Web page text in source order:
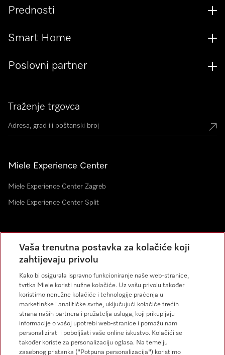
Traženje trgovca
Miele Experience Center
Miele Experience Center Zagreb
Miele Experience Center Split
Newsletter
Prednosti
Smart Home
Poslovni partner
Miele na Instagramu
Miele na Facebooku
Vaša trenutna postavka za kolačiće koji
zahtijevaju privolu
Kako bi osigurala ispravno funkcioniranje naše web-stranice,
tvrtka Miele koristi nužne kolačiće. Uz vašu privolu također
koristimo nenužne kolačiće i tehnologije praćenja u
marketinške i analitičke svrhe, uključujući kolačiće trećih
strana naših partnera i pružatelja usluga, koji prikupljaju
informacije o vašoj upotrebi web-stranice i pomažu nam
personalizirati i poboljšati vaše online iskustvo. Kolačići se
također koriste za personalizaciju oglasa. Na temelju
zasebnog pristanka ("Potpuna personalizacija") koristimo